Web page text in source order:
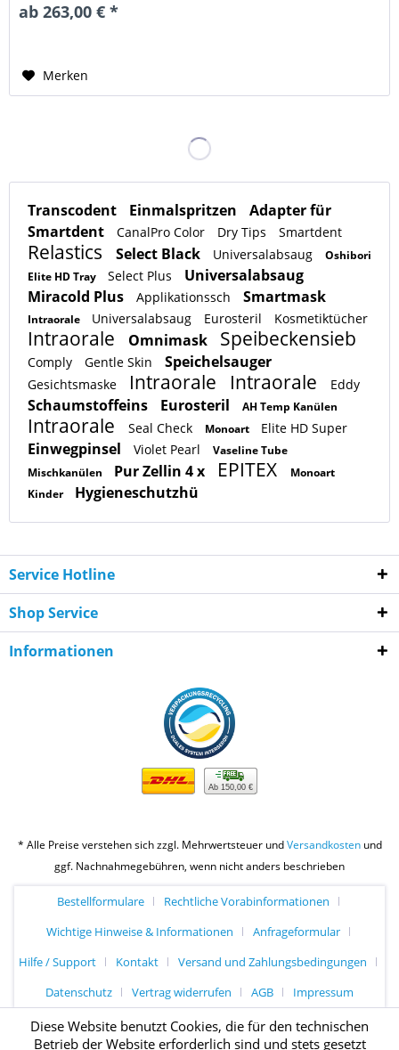
ab 263,00 € *
Merken
Transcodent Einmalspritzen
Adapter für
Smartdent
CanalPro Color Dry Tips Smartdent
Relastics Select Black Universalabsaug
Oshibori
Elite HD Tray
Select Plus
Universalabsaug
Miracold Plus
Applikationssch Smartmask
Intraorale Universalabsaug Eurosteril Kosmetiktücher
Intraorale Omnimask Speibeckensieb
Comply Gentle Skin Speichelsauger
Gesichtsmaske Intraorale Intraorale Eddy
Schaumstoffeins Eurosteril AH Temp Kanülen
Intraorale Seal Check Monoart Elite HD Super
Einwegpinsel Violet Pearl
Vaseline Tube
Mischkanülen
Pur Zellin 4 x EPITEX
Monoart
Kinder
Hygieneschutzhü
Service Hotline
Shop Service
Informationen
Ab 150,00 €
* Alle Preise verstehen sich zzgl. Mehrwertsteuer undVersandkostenund
ggf. Nachnahmegebühren, wenn nicht anders beschrieben
Bestellformulare
Rechtliche Vorabinformationen
Wichtige Hinweise & Informationen
Anfrageformular
Hilfe / Support
Kontakt
Versand und Zahlungsbedingungen
Datenschutz
Vertrag widerrufen AGB Impressum
Diese Website benutzt Cookies, die für den technischen
Betrieb der Website erforderlich sind und stets gesetzt